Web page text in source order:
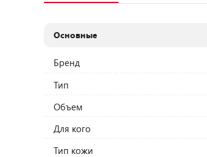
Основные
Бренд
Тип
Объем
Для кого
Тип кожи